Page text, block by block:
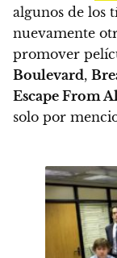
algunos de los
nuevamente
promover
Boulevard,
Escape From
solo por